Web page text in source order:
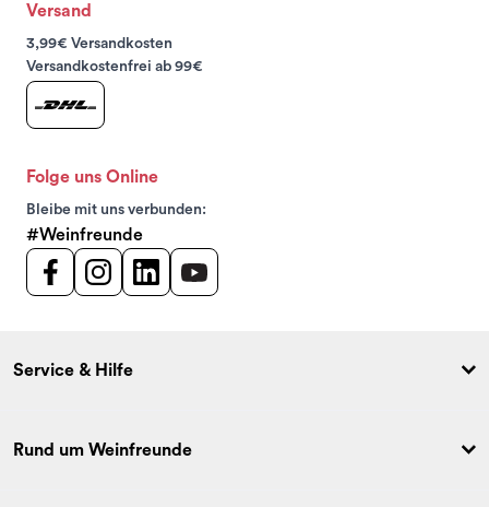
Versand
3,99€ Versandkosten
Versandkostenfrei ab 99€
Folge uns Online
Bleibe mit uns verbunden:
#Weinfreunde
Service & Hilfe
Rund um Weinfreunde